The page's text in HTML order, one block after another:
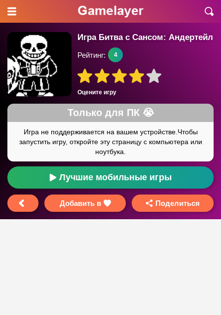
Игра Битва с Сансом: Андертейл
Оцените игру
Рейтинг: 4
Лучшие мобильные игры
Добавить в Поделиться